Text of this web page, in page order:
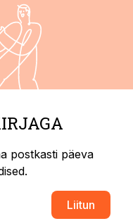
postkasti päeva
Liitun